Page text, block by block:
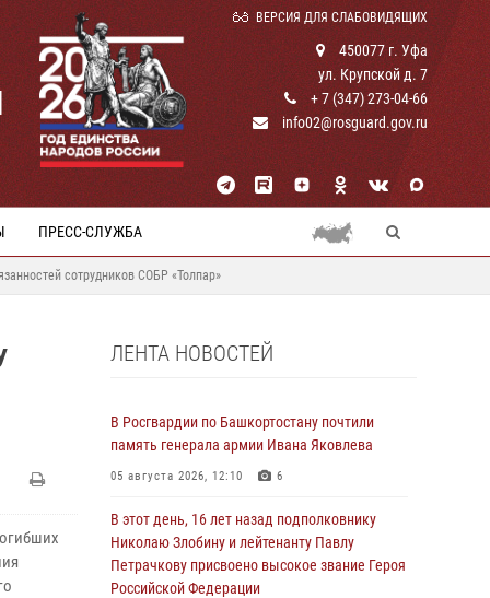
ВЕРСИЯ ДЛЯ СЛАБОВИДЯЩИХ
450077 г. Уфа
ул. Крупской д. 7
+ 7 (347) 273-04-66
info02@rosguard.gov.ru
ПРЕСС-СЛУЖБА
сотрудников СОБР «Толпар»
ЛЕНТА НОВОСТЕЙ
В Росгвардии по Башкортостану почтили
память генерала армии Ивана Яковлева
05 августа 2026, 12:10 6
В этот день, 16 лет назад подполковнику
Николаю Злобину и лейтенанту Павлу
Петрачкову присвоено высокое звание Героя
Российской Федерации